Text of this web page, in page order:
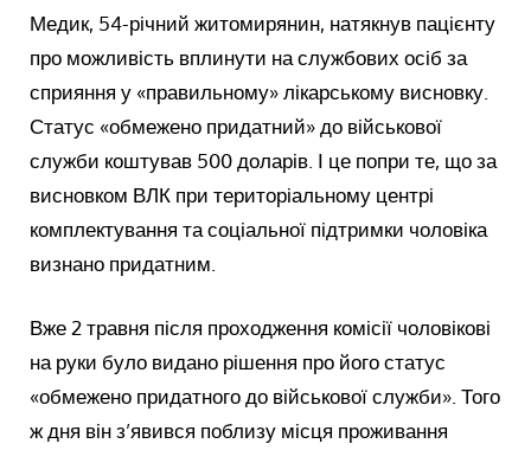
Медик, 54-річний житомирянин, натякнув пацієнту
про можливість вплинути на службових осіб за
сприяння у «правильному» лікарському висновку.
Статус «обмежено придатний» до військової
служби коштував 500 доларів. І це попри те, що за
висновком ВЛК при територіальному центрі
комплектування та соціальної підтримки чоловіка
визнано придатним.
Вже 2 травня після проходження комісії чоловікові
на руки було видано рішення про його статус
«обмежено придатного до військової служби». Того
ж дня він з’явився поблизу місця проживання